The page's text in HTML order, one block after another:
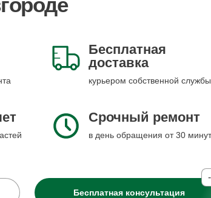
Бесплатная
доставка
курьером собственной службы
Срочный ремонт
в день обращения от 30 минут
Бесплатная консультация